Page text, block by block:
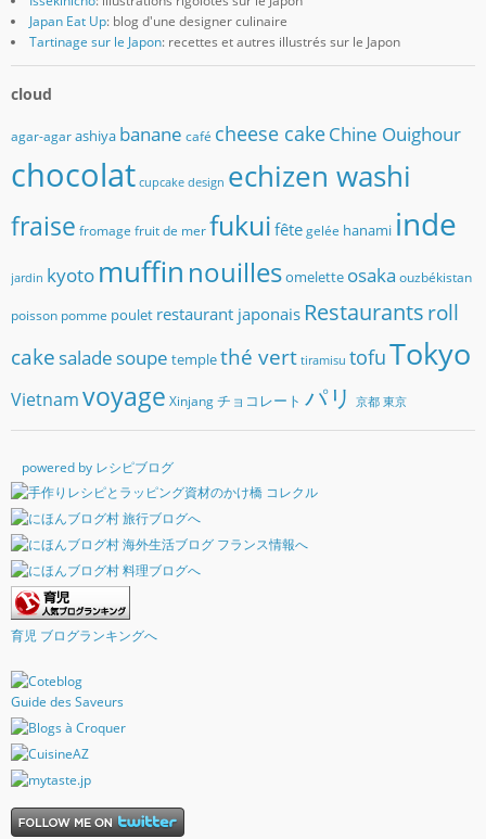
Japan Eat Up: blog d'une designer culinaire
Tartinage sur le Japon: recettes et autres illustrés sur le Japon
cloud
agar-agar ashiya banane café cheese cakeChine Ouighour
chocolat cupcake design echizen washi
fraise fromage fruit de mer fukui fête gelée hanami inde
jardin kyoto muffin nouillesomelette osaka ouzbékistan
poisson pomme poulet restaurant japonais Restaurantsroll
cake salade soupe templethé vert tiramisu tofuTokyo
Vietnamvoyage Xinjang チョコレート パリ 京都 東京
powered by レシピブログ
育児 ブログランキングへ
Guide des Saveurs